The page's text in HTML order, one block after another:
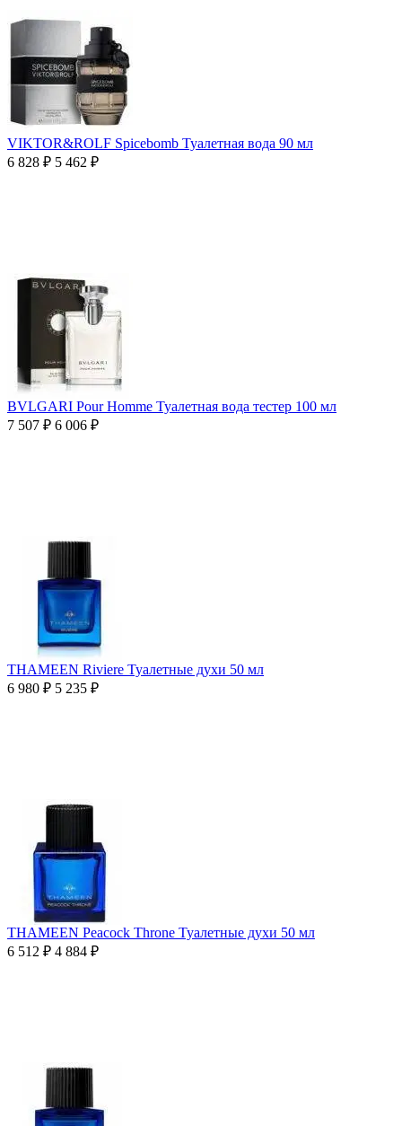
VIKTOR&ROLF Spicebomb Туалетная вода 90 мл
6 828 ₽ 5 462 ₽
BVLGARI Pour Homme Туалетная вода тестер 100 мл
7 507 ₽ 6 006 ₽
THAMEEN Riviere Туалетные духи 50 мл
6 980 ₽ 5 235 ₽
THAMEEN Peacock Throne Туалетные духи 50 мл
6 512 ₽ 4 884 ₽